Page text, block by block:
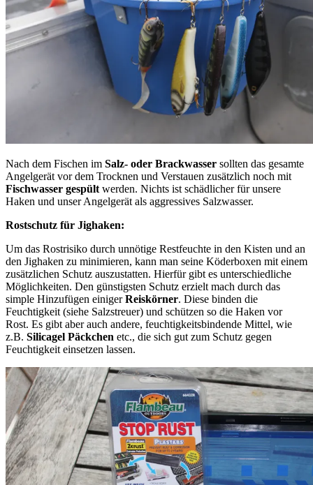
Nach dem Fischen im Salz- oder Brackwasser sollten das gesamte
Angelgerät vor dem Trocknen und Verstauen zusätzlich noch mit
Fischwasser gespült werden. Nichts ist schädlicher für unsere
Haken und unser Angelgerät als aggressives Salzwasser.
Rostschutz für Jighaken:
Um das Rostrisiko durch unnötige Restfeuchte in den Kisten und an
den Jighaken zu minimieren, kann man seine Köderboxen mit einem
zusätzlichen Schutz auszustatten. Hierfür gibt es unterschiedliche
Möglichkeiten. Den günstigsten Schutz erzielt mach durch das
simple Hinzufügen einigerReiskörner. Diese binden die
Feuchtigkeit (siehe Salzstreuer) und schützen so die Haken vor
Rost. Es gibt aber auch andere, feuchtigkeitsbindende Mittel, wie
z.B. Silicagel Päckchen etc., die sich gut zum Schutz gegen
Feuchtigkeit einsetzen lassen.